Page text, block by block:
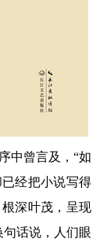
中曾言及，“如
经把小说写得
深叶茂，呈现
话说，人们眼